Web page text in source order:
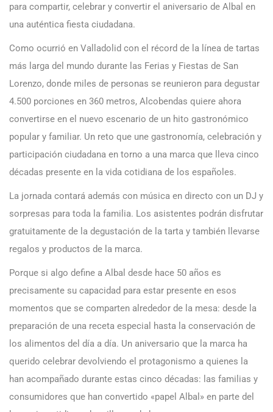
para compartir, celebrar y convertir el aniversario de Albal en
una auténtica fiesta ciudadana.
Como ocurrió en Valladolid con el récord de la línea de tartas
más larga del mundo durante las Ferias y Fiestas de San
Lorenzo, donde miles de personas se reunieron para degustar
4.500 porciones en 360 metros, Alcobendas quiere ahora
convertirse en el nuevo escenario de un hito gastronómico
popular y familiar. Un reto que une gastronomía, celebración y
participación ciudadana en torno a una marca que lleva cinco
décadas presente en la vida cotidiana de los españoles.
La jornada contará además con música en directo con un DJ y
sorpresas para toda la familia. Los asistentes podrán disfrutar
gratuitamente de la degustación de la tarta y también llevarse
regalos y productos de la marca.
Porque si algo define a Albal desde hace 50 años es
precisamente su capacidad para estar presente en esos
momentos que se comparten alrededor de la mesa: desde la
preparación de una receta especial hasta la conservación de
los alimentos del día a día. Un aniversario que la marca ha
querido celebrar devolviendo el protagonismo a quienes la
han acompañado durante estas cinco décadas: las familias y
consumidores que han convertido «papel Albal» en parte del